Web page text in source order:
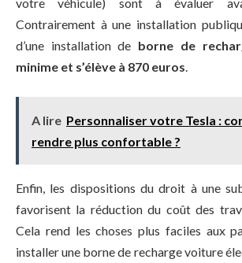
votre véhicule) sont à évaluer
Contrairement à une installation
d’une installation de borne de
minime et s’élève à 870 euros.
A lire Personnaliser votre Tesla :
rendre plus confortable ?
Enfin, les dispositions du droit à une
favorisent la réduction du coût des
Cela rend les choses plus faciles aux
installer une borne de recharge voiture